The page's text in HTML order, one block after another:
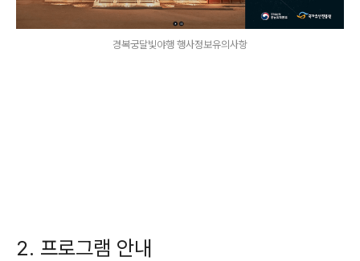
경복궁달빛야행 행사정보유의사항
2. 프로그램 안내